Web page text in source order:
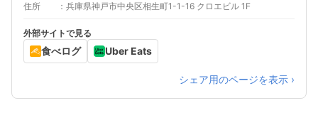
住所 兵庫県神戸市中央区相生町1-1-16 クロエビル 1F
外部サイトで見る
食べログ Uber Eats
シェア用のページを表示 ›